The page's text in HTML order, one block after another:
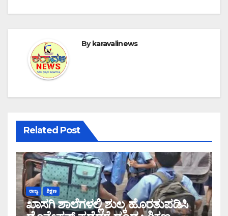
Bykaravalinews
Related Post
ರಾಜ್ಯ ಶಿಕ್ಷಣ
ಖಾಸಗಿ ಶಾಲೆಗಳಲ್ಲಿ ಶುಲ್ಕ ಹೊರತುಪಡಿಸಿ